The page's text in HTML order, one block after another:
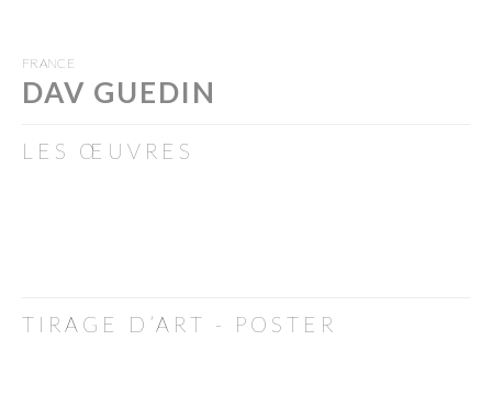
FRANCE
DAV GUEDIN
LES ŒUVRES
TIRAGE D’ART - POSTER